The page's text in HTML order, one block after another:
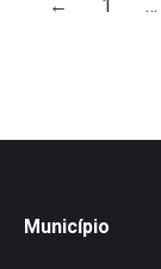
← 1 …
Município